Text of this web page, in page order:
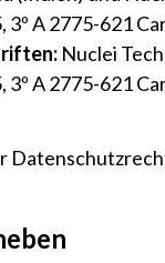
3º A 2775-621
Nuclei
3º A 2775-621